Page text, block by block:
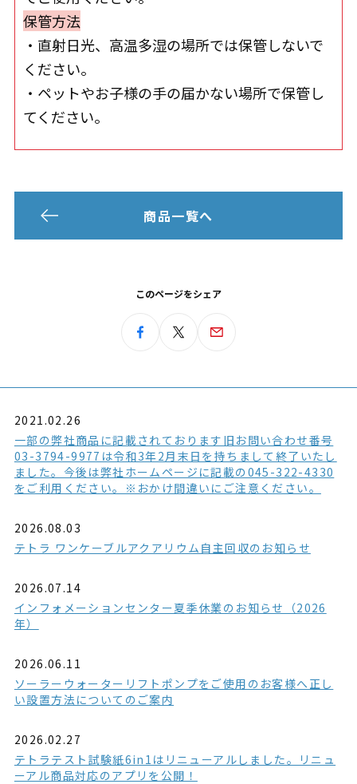
保管方法
・直射日光、高温多湿の場所では保管しないで
ください。
・ペットやお子様の手の届かない場所で保管し
てください。
商品一覧へ
このページをシェア
2021.02.26
一部の弊社商品に記載されております旧お問い合わせ番号
03-3794-9977は令和3年2月末日を持ちまして終了いたし
ました。今後は弊社ホームページに記載の045-322-4330
をご利用ください。※おかけ間違いにご注意ください。
2026.08.03
テトラ ワンケーブルアクアリウム自主回収のお知らせ
2026.07.14
インフォメーションセンター夏季休業のお知らせ（2026
年）
2026.06.11
ソーラーウォーターリフトポンプをご使用のお客様へ正し
い設置方法についてのご案内
2026.02.27
テトラテスト試験紙6in1はリニューアルしました。リニュ
ーアル商品対応のアプリを公開！